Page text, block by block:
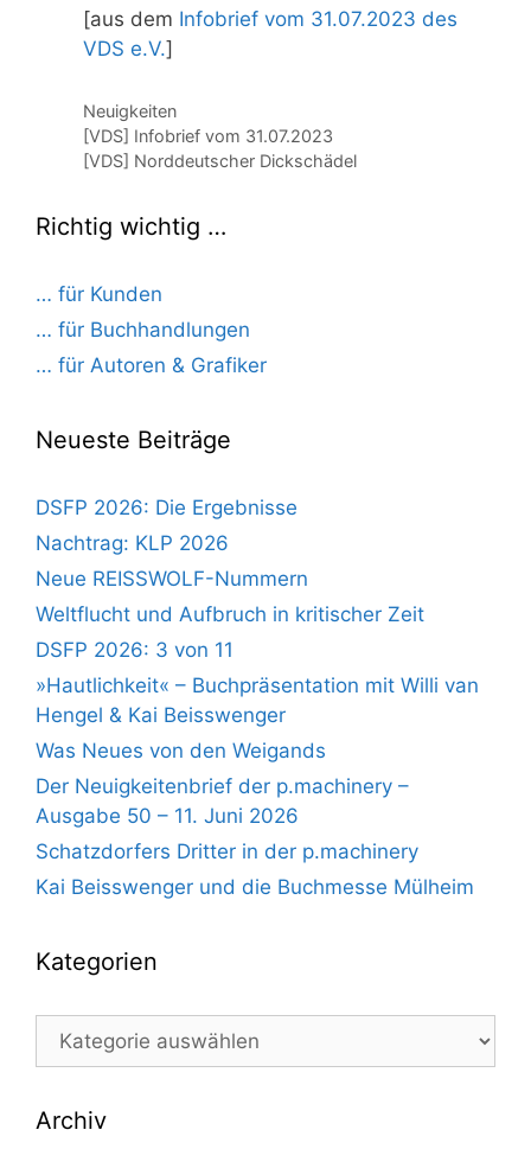
[aus dem Infobrief vom 31.07.2023 des
VDS e.V.]
Kategorien
Neuigkeiten
[VDS] Infobrief vom 31.07.2023
[VDS] Norddeutscher Dickschädel
Richtig wichtig …
… für Kunden
… für Buchhandlungen
… für Autoren & Grafiker
Neueste Beiträge
DSFP 2026: Die Ergebnisse
Nachtrag: KLP 2026
Neue REISSWOLF-Nummern
Weltflucht und Aufbruch in kritischer Zeit
DSFP 2026: 3 von 11
»Hautlichkeit« – Buchpräsentation mit Willi van
Hengel & Kai Beisswenger
Was Neues von den Weigands
Der Neuigkeitenbrief der p.machinery –
Ausgabe 50 – 11. Juni 2026
Schatzdorfers Dritter in der p.machinery
Kai Beisswenger und die Buchmesse Mülheim
Kategorien
Kategorien
Archiv